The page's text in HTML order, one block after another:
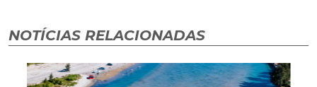
NOTÍCIAS RELACIONADAS